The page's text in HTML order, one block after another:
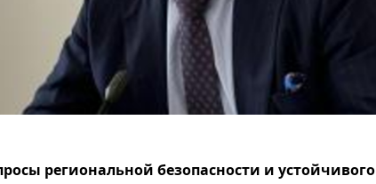
региональной безопасности и устойчивого